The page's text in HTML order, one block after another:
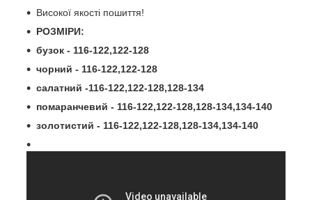
Високої якості пошиття!
РОЗМІРИ:
бузок - 116-122,122-128
чорний - 116-122,122-128
салатний -116-122,122-128,128-134
помаранчевий - 116-122,122-128,128-134,134-140
золотистий - 116-122,122-128,128-134,134-140